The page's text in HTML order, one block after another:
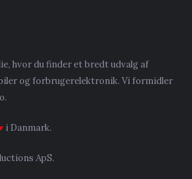
hvor du finder et bredt udvalg af
og forbrugerelektronik. Vi formidler
i Danmark.
ApS.